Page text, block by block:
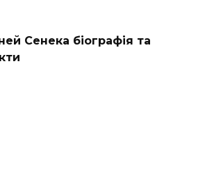
Сенека біографія та